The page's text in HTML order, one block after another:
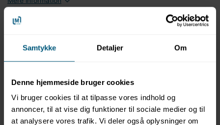
Samtykke Detaljer Om
Denne hjemmeside bruger cookies
Vi bruger cookies til at tilpasse vores indhold og
annoncer, til at vise dig funktioner til sociale medier og til
at analysere vores trafik. Vi deler også oplysninger om
Specifikationer
Kombineret præcisions måleenhed
Sauna hygro-/termometer
Måleområde: Hygrometer 0 - 60 % relativ fugtighed,
termometer 30 - 120 C.